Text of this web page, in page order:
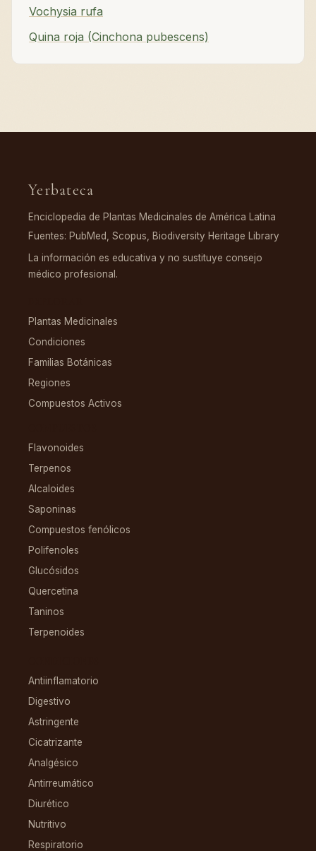
Vochysia rufa
Quina roja (Cinchona pubescens)
Yerbateca
Enciclopedia de Plantas Medicinales de América Latina
Fuentes: PubMed, Scopus, Biodiversity Heritage Library
La información es educativa y no sustituye consejo
médico profesional.
Plantas Medicinales
Condiciones
Familias Botánicas
Regiones
Compuestos Activos
Flavonoides
Terpenos
Alcaloides
Saponinas
Compuestos fenólicos
Polifenoles
Glucósidos
Quercetina
Taninos
Terpenoides
Antiinflamatorio
Digestivo
Astringente
Cicatrizante
Analgésico
Antirreumático
Diurético
Nutritivo
Respiratorio